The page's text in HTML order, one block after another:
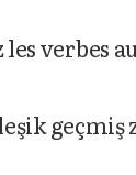
verbes
geçmiş